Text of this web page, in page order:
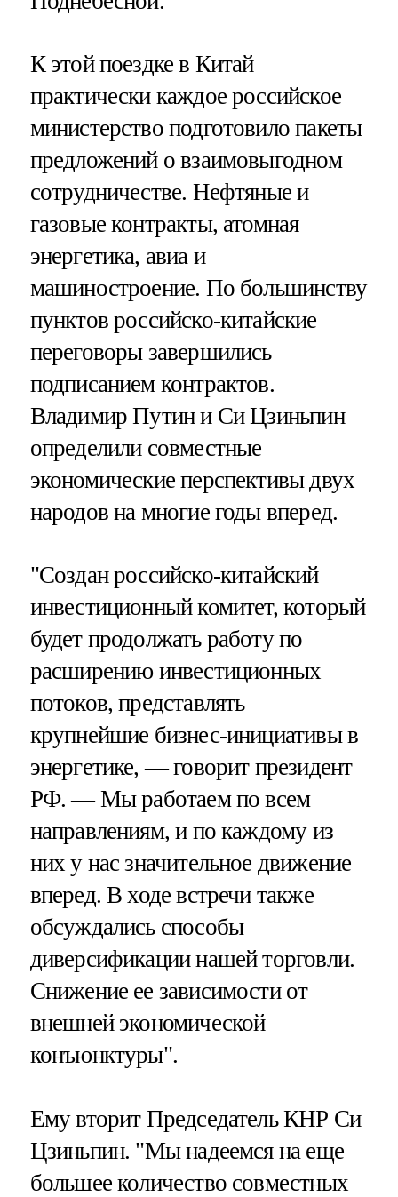
К этой поездке в Китай
практически каждое российское
министерство подготовило пакеты
предложений о взаимовыгодном
сотрудничестве. Нефтяные и
газовые контракты, атомная
энергетика, авиа и
машиностроение. По большинству
пунктов российско-китайские
переговоры завершились
подписанием контрактов.
Владимир Путин и Си Цзиньпин
определили совместные
экономические перспективы двух
народов на многие годы вперед.
"Создан российско-китайский
инвестиционный комитет, который
будет продолжать работу по
расширению инвестиционных
потоков, представлять
крупнейшие бизнес-инициативы в
энергетике, — говорит президент
РФ. — Мы работаем по всем
направлениям, и по каждому из
них у нас значительное движение
вперед. В ходе встречи также
обсуждались способы
диверсификации нашей торговли.
Снижение ее зависимости от
внешней экономической
конъюнктуры".
Ему вторит Председатель КНР Си
Цзиньпин. "Мы надеемся на еще
большее количество совместных